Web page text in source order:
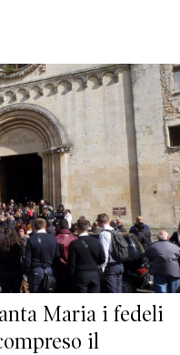
Maria i fedeli
il